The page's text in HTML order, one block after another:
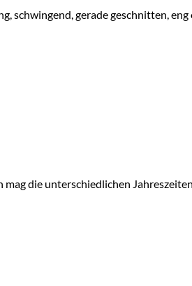
gerade geschnitten,
die unterschiedlichen